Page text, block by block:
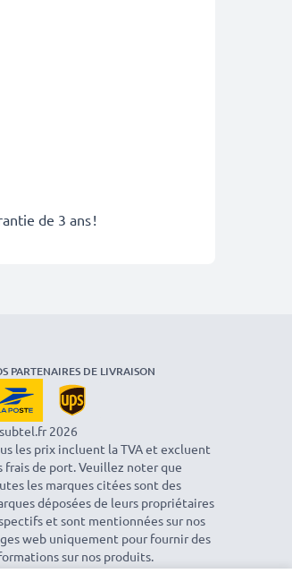
de 3 ans !
PARTENAIRES DE LIVRAISON
2026
les prix incluent la TVA et excluent
frais de port. Veuillez noter que
les marques citées sont des
déposées de leurs propriétaires
et sont mentionnées sur nos
web uniquement pour fournir des
sur nos produits.